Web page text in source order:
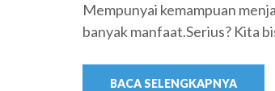
Mempunyai kemampuan
banyak manfaat.Serius? Kita
BACA SELENGKAPNYA